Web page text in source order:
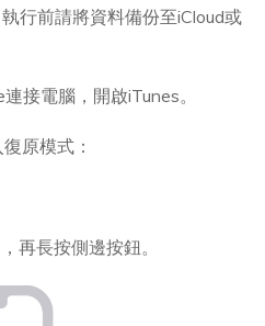
行前請將資料備份至iCloud或
接電腦，開啟iTunes。
原模式：
再長按側邊按鈕。